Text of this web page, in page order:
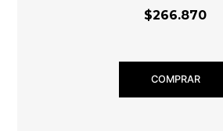
$266.870
COMPRAR